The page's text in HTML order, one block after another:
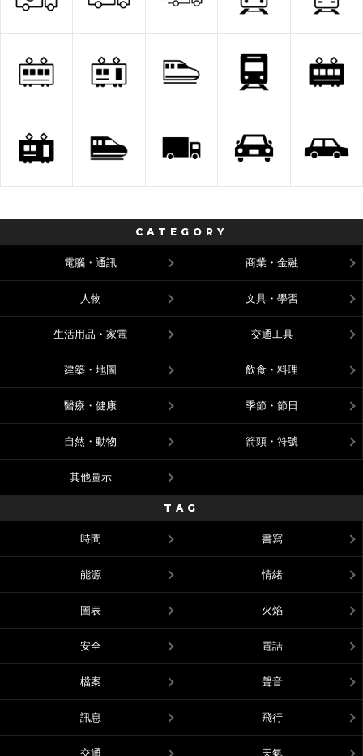
CATEGORY
電腦・通訊 商業・金融
人物 文具・學習
生活用品・家電 交通工具
建築・地圖 飲食・料理
醫療・健康 季節・節日
自然・動物 箭頭・符號
其他圖示
TAG
時間 書寫
能源 情緒
圖表 火焰
安全 電話
檔案 聲音
訊息 飛行
交通 天氣